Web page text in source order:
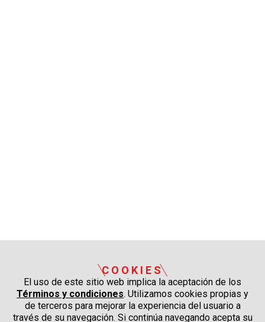
COOKIES
El uso de este sitio web implica la aceptación de los
Términos y condiciones. Utilizamos cookies propias y
de terceros para mejorar la experiencia del usuario a
través de su navegación. Si continúa navegando acepta su